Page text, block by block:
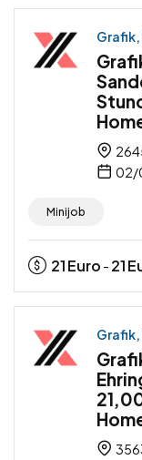
Grafik,
02/
Minijob
21Euro - 21
Grafik,